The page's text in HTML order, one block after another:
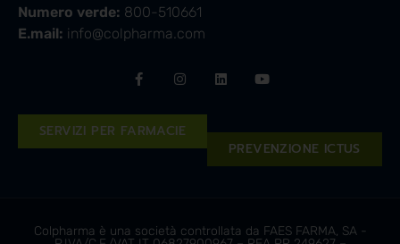
Numero verde: 800-510661
E.mail: info@colpharma.com
SERVIZI PER FARMACIE
PREVENZIONE ICTUS
Colpharma è una società controllata da FAES FARMA, SA -